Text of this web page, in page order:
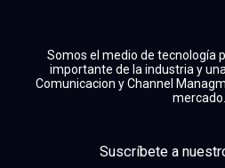
Somos el medio de tecnología
importante de la industria y
Comunicacion y Channel
mercado.
Suscríbete a
facebook
x linkedin